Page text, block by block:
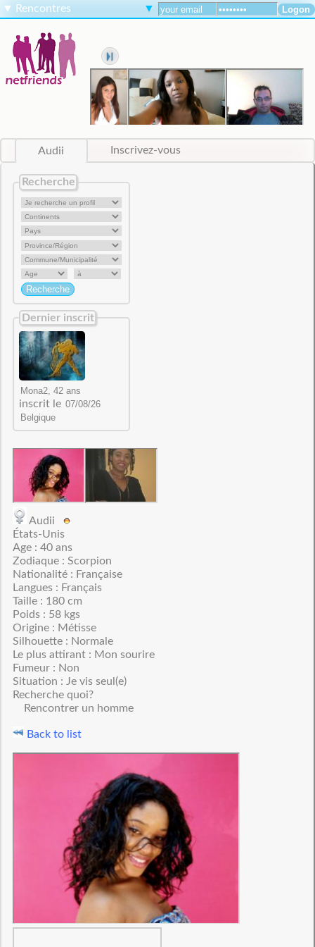
▼ Rencontres ▼
Audii Inscrivez-vous
Recherche
Dernier inscrit
inscrit le
Audii
États-Unis
Age : 40 ans
Zodiaque : Scorpion
Nationalité : Française
Langues : Français
Taille : 180 cm
Poids : 58 kgs
Origine : Métisse
Silhouette : Normale
Le plus attirant : Mon sourire
Fumeur : Non
Situation : Je vis seul(e)
Recherche quoi?
Rencontrer un homme
Back to list